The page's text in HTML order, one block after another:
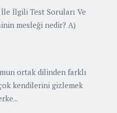
İlgili Test Soruları Ve
mesleği nedir? A)
ortak dilinden farklı
kendilerini gizlemek